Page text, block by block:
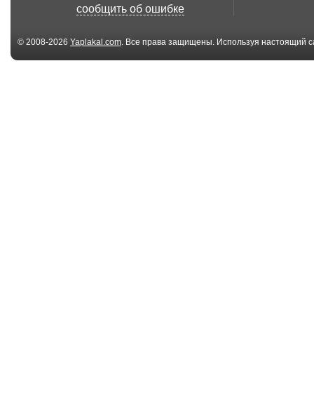
сообщить об ошибке
© 2008-2026 Yaplakal.com. Все права защищены. Используя настоящий